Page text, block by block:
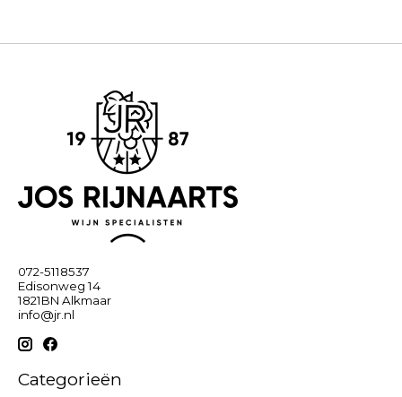
072-5118537
Edisonweg 14
1821BN Alkmaar
info@jr.nl
Categorieën